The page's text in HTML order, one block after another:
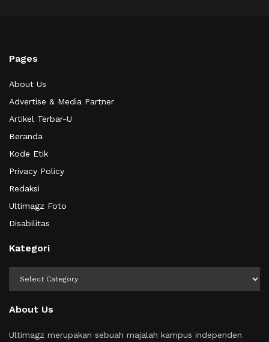
Pages
About Us
Advertise & Media Partner
Artikel Terbar-U
Beranda
Kode Etik
Privacy Policy
Redaksi
Ultimagz Foto
Disabilitas
Kategori
About Us
Ultimagz merupakan sebuah majalah kampus independen